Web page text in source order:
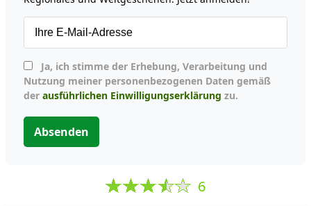
Nutzung meiner personenbezogenen Daten gemäß
der ausführlichen Einwilligungserklärung zu.
Absenden
6